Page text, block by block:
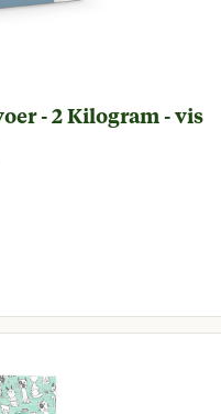
- 2 Kilogram - vis
€ 18,36